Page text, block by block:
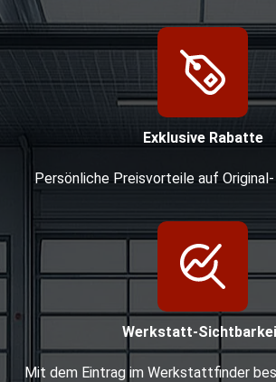
Exklusive Rabatte
Persönliche Preisvorteile auf
Werkstatt-
Mit dem Eintrag im Werkstattfinder